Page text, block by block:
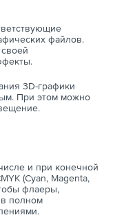
файлов.
3D-графики
При этом можно
и при конечной
(Cyan, Magenta,
флаеры,
полном